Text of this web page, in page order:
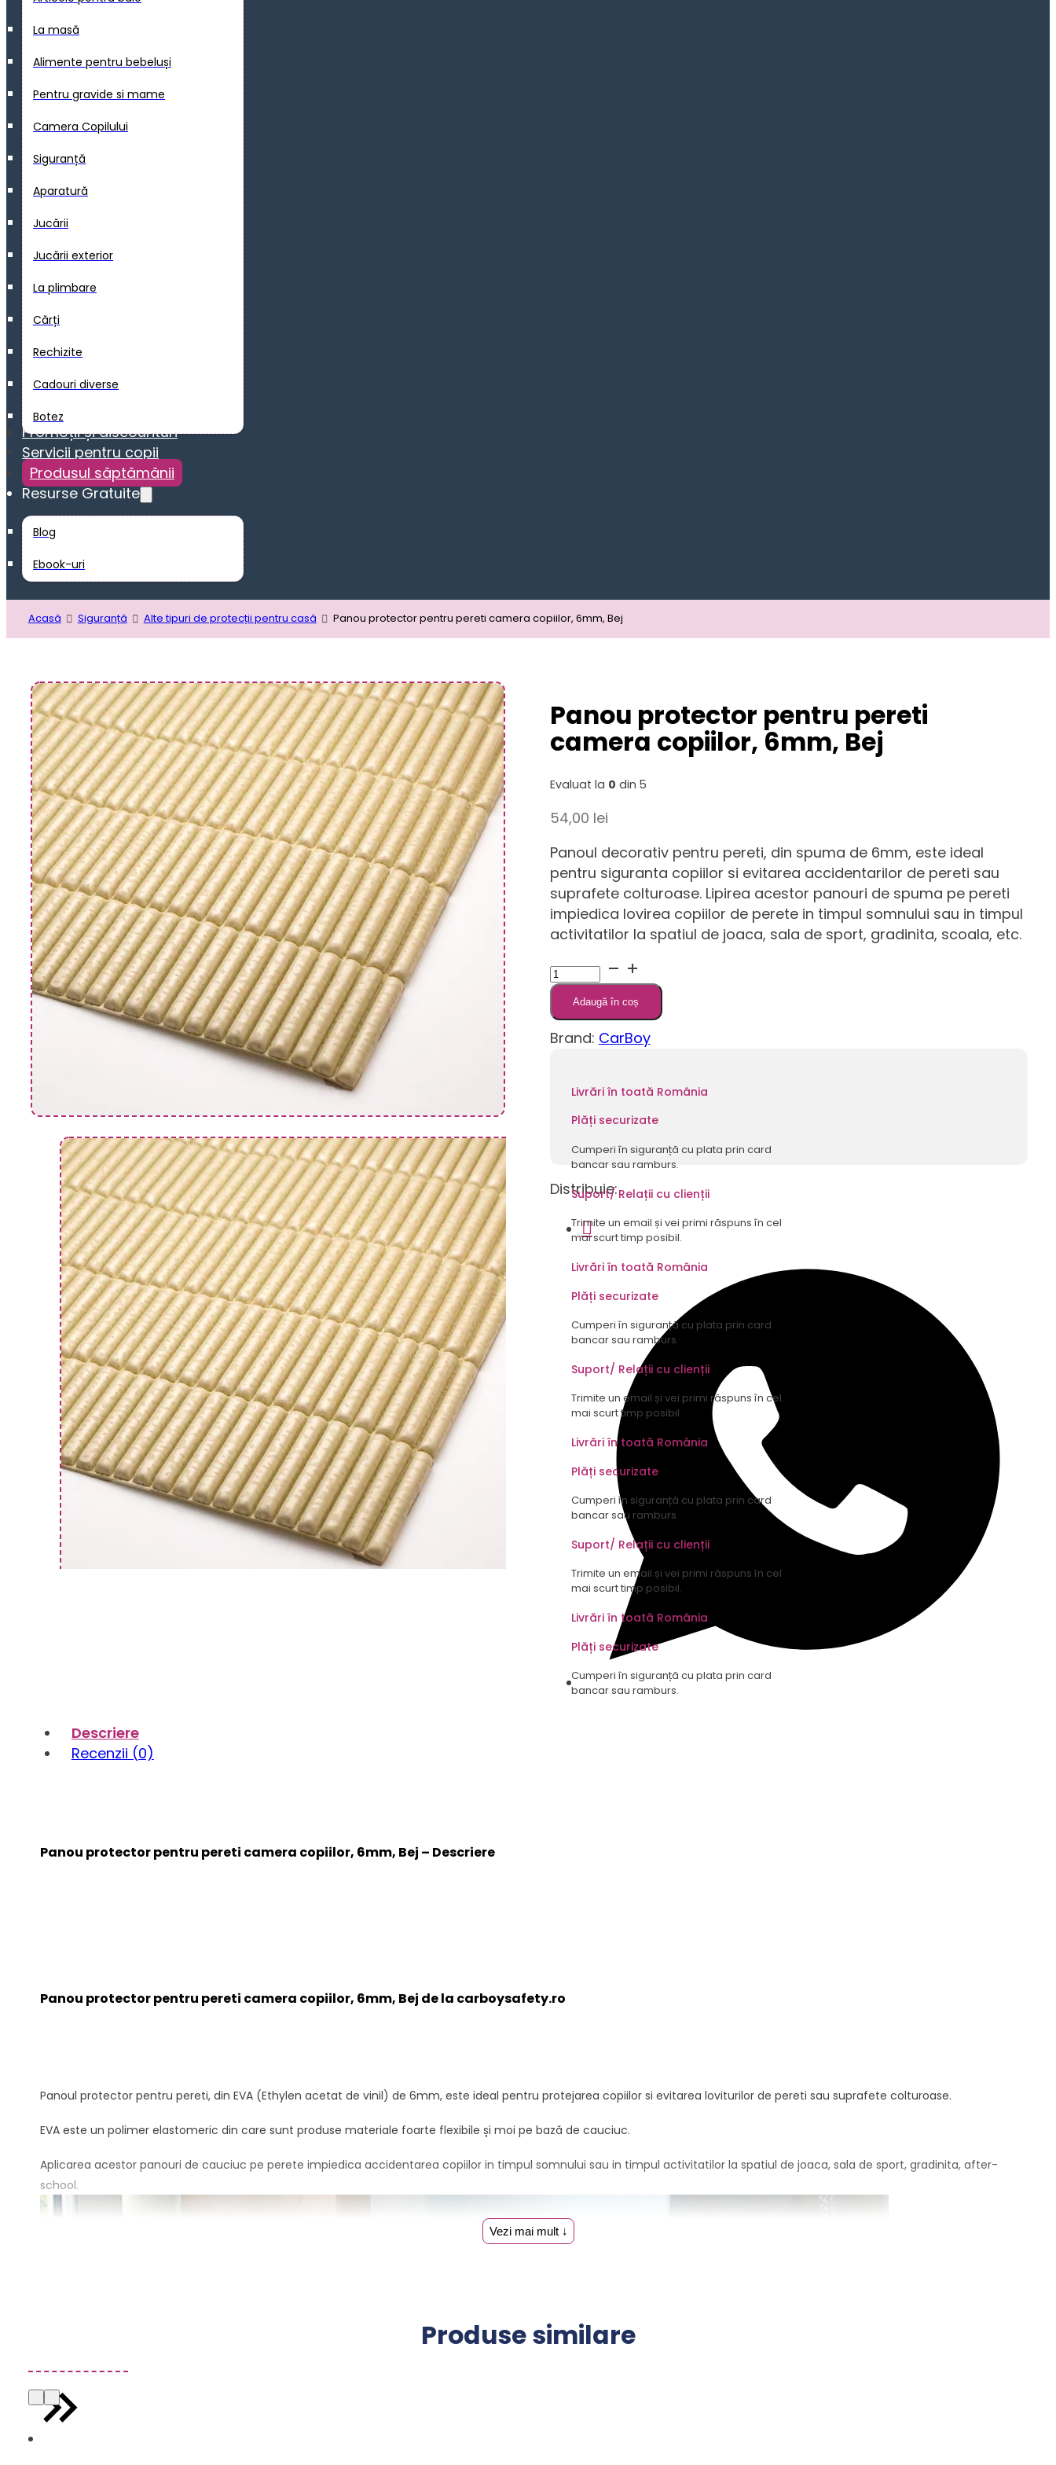
La masă
Alimente pentru bebeluși
Pentru gravide si mame
Camera Copilului
Siguranță
Aparatură
Jucării
Jucării exterior
La plimbare
Cărți
Rechizite
Cadouri diverse
Botez
Promoții și discounturi
Servicii pentru copii
Produsul săptămănii
Resurse Gratuite
Blog
Ebook-uri
Acasă Siguranță Alte tipuri de protecții pentru casă Panou protector pentru pereti camera copiilor, 6mm, Bej
Panou protector pentru pereti
camera copiilor, 6mm, Bej
Evaluat la 0 din 5
54,00 lei
Panoul decorativ pentru pereti, din spuma de 6mm, este ideal
pentru siguranta copiilor si evitarea accidentarilor de pereti sau
suprafete colturoase. Lipirea acestor panouri de spuma pe pereti
impiedica lovirea copiilor de perete in timpul somnului sau in timpul
activitatilor la spatiul de joaca, sala de sport, gradinita, scoala, etc.
Cantitate
Panou
protector
pentru
pereti
copiilor,
6mm,
Adaugă în coș
Brand: CarBoy
Livrări în toată România
Plăți securizate
Cumperi în siguranță cu plata prin card
bancar sau ramburs.
Suport/ Relații cu clienții
Trimite un email și vei primi răspuns în cel
mai scurt timp posibil.
Livrări în toată România
Plăți securizate
Cumperi în siguranță cu plata prin card
bancar sau ramburs.
Suport/ Relații cu clienții
Trimite un email și vei primi răspuns în cel
mai scurt timp posibil.
Livrări în toată România
Plăți securizate
Cumperi în siguranță cu plata prin card
bancar sau ramburs.
Suport/ Relații cu clienții
Trimite un email și vei primi răspuns în cel
mai scurt timp posibil.
Livrări în toată România
Plăți securizate
Cumperi în siguranță cu plata prin card
bancar sau ramburs.
Distribuie:
Descriere
Recenzii (0)
Panou protector pentru pereti camera copiilor, 6mm, Bej – Descriere
Panou protector pentru pereti camera copiilor, 6mm, Bej de la carboysafety.ro
Panoul protector pentru pereti, din EVA (Ethylen acetat de vinil) de 6mm, este ideal pentru protejarea copiilor si evitarea loviturilor de pereti sau suprafete colturoase.
EVA este un polimer elastomeric din care sunt produse materiale foarte flexibile și moi pe bază de cauciuc.
Aplicarea acestor panouri de cauciuc pe perete impiedica accidentarea copiilor in timpul somnului sau in timpul activitatilor la spatiul de joaca, sala de sport, gradinita, after-
school.
Vezi mai mult ↓
Produse similare